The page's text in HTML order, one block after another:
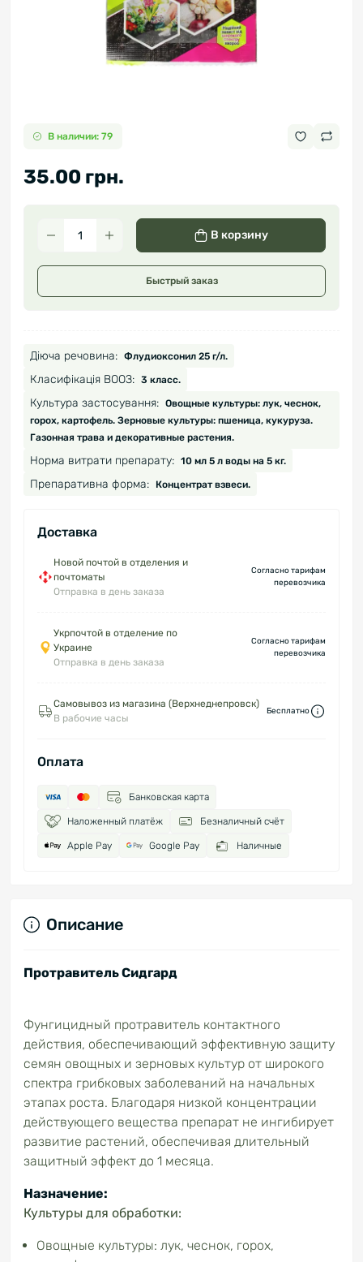
В наличии: 79
35.00 грн.
В корзину
Быстрый заказ
Діюча речовина: Флудиоксонил 25 г/л.
Класифікація ВООЗ: 3 класс.
Культура застосування: Овощные культуры: лук, чеснок,
горох, картофель. Зерновые культуры: пшеница, кукуруза.
Газонная трава и декоративные растения.
Норма витрати препарату: 10 мл 5 л воды на 5 кг.
Препаративна форма: Концентрат взвеси.
Доставка
Новой почтой в отделения и
почтоматы
Отправка в день заказа
Согласно тарифам
перевозчика
Укрпочтой в отделение по
Украине
Отправка в день заказа
Согласно тарифам
перевозчика
Самовывоз из магазина (Верхнеднепровск)
В рабочие часы
Бесплатно
Оплата
Банковская карта
Наложенный платёж Безналичный счёт
Apple Pay Google Pay Наличные
Описание
Протравитель Сидгард
Фунгицидный протравитель контактного
действия, обеспечивающий эффективную защиту
семян овощных и зерновых культур от широкого
спектра грибковых заболеваний на начальных
этапах роста. Благодаря низкой концентрации
действующего вещества препарат не ингибирует
развитие растений, обеспечивая длительный
защитный эффект до 1 месяца.
Назначение:
Культуры для обработки:
Овощные культуры: лук, чеснок, горох,